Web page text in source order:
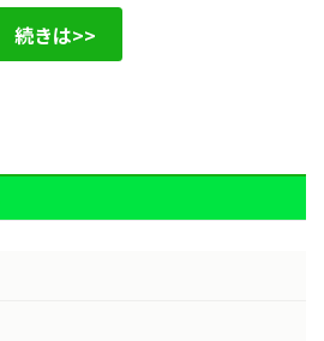
続きは>>